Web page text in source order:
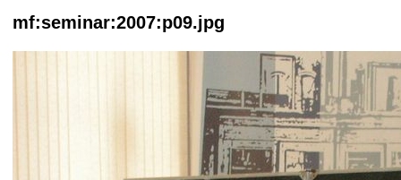
mf:seminar:2007:p09.jpg